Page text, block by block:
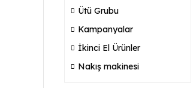
Ütü Grubu
Kampanyalar
İkinci El Ürünler
Nakış makinesi